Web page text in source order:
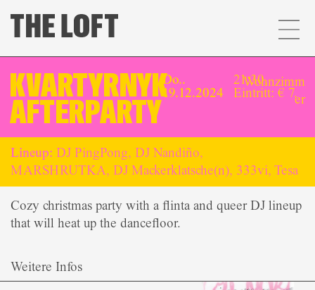
KVARTYRNYK
AFTERPARTY
Do..
19.12.2024
21:30,
Eintritt: € 7,
Wohnzimm
er
Lineup: DJ PingPong, DJ Nandiño,
MARSHRUTKA, DJ Mackerklatsche(n), 333vi, Tesa
Cozy christmas party with a flinta and queer DJ lineup
that will heat up the dancefloor.
Weitere Infos